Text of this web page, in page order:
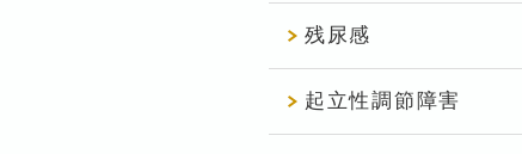
残尿感
起立性調節障害